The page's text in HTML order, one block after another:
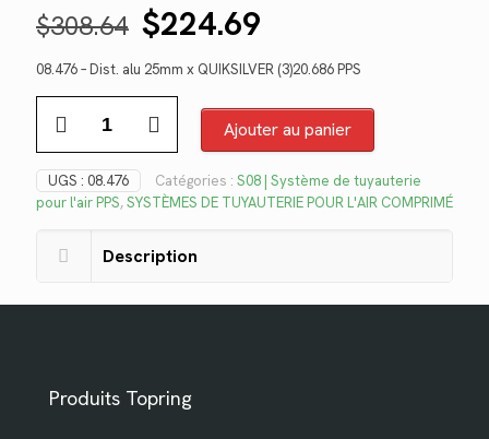
$308.64 Le
prix
initial
était :
$308.64.
$224.69
prix
actuel
est :
$224.69.
08.476 – Dist. alu 25mm x QUIKSILVER (3)20.686 PPS
Ajouter au panier
UGS : 08.476 Catégories : S08 | Système de tuyauterie
pour l'air PPS,SYSTÈMES DE TUYAUTERIE POUR L'AIR COMPRIMÉ
Description
Produits Topring